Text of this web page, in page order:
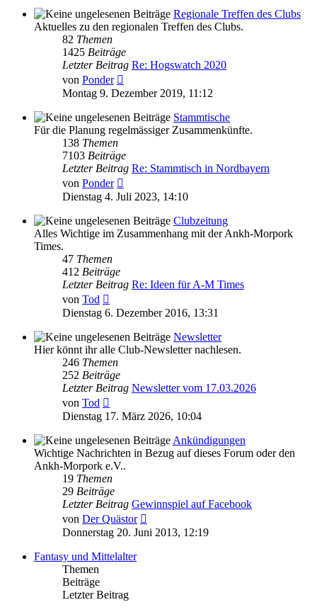
Regionale Treffen des Clubs
Aktuelles zu den regionalen Treffen des Clubs.
82 Themen
1425 Beiträge
Letzter Beitrag Re: Hogswatch 2020
von Ponder
Beitrag
Montag 9. Dezember 2019, 11:12
Stammtische
Für die Planung regelmässiger Zusammenkünfte.
138 Themen
7103 Beiträge
Letzter Beitrag Re: Stammtisch in Nordbayern
von Ponder
Beitrag
Dienstag 4. Juli 2023, 14:10
Clubzeitung
Alles Wichtige im Zusammenhang mit der Ankh-Morpork
Times.
47 Themen
412 Beiträge
Letzter Beitrag Re: Ideen für A-M Times
von Tod
Beitrag
Dienstag 6. Dezember 2016, 13:31
Newsletter
Hier könnt ihr alle Club-Newsletter nachlesen.
246 Themen
252 Beiträge
Letzter Beitrag Newsletter vom 17.03.2026
von Tod
Beitrag
Dienstag 17. März 2026, 10:04
Ankündigungen
Wichtige Nachrichten in Bezug auf dieses Forum oder den
Ankh-Morpork e.V..
19 Themen
29 Beiträge
Letzter Beitrag Gewinnspiel auf Facebook
von Der Quästor
Beitrag
Donnerstag 20. Juni 2013, 12:19
Fantasy und Mittelalter
Themen
Beiträge
Letzter Beitrag